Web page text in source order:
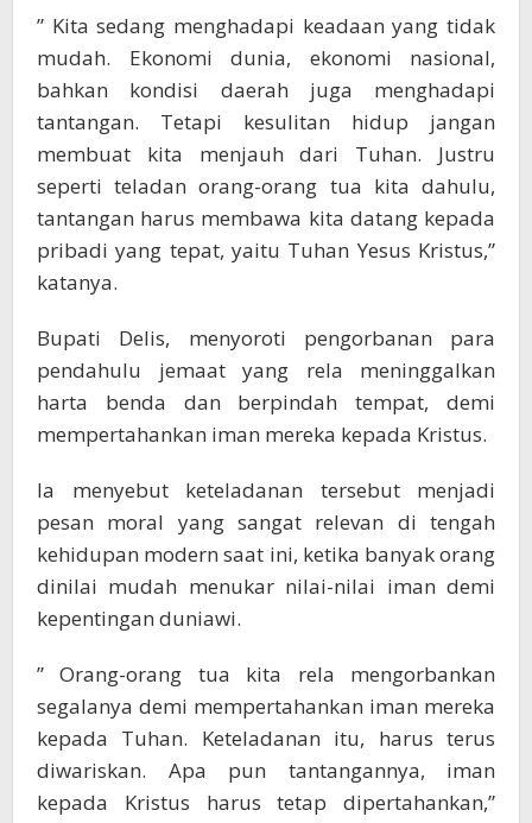
” Kita sedang menghadapi keadaan yang tidak
mudah. Ekonomi dunia, ekonomi nasional,
bahkan kondisi daerah juga menghadapi
tantangan. Tetapi kesulitan hidup jangan
membuat kita menjauh dari Tuhan. Justru
seperti teladan orang-orang tua kita dahulu,
tantangan harus membawa kita datang kepada
pribadi yang tepat, yaitu Tuhan Yesus Kristus,”
katanya.
Bupati Delis, menyoroti pengorbanan para
pendahulu jemaat yang rela meninggalkan
harta benda dan berpindah tempat, demi
mempertahankan iman mereka kepada Kristus.
Ia menyebut keteladanan tersebut menjadi
pesan moral yang sangat relevan di tengah
kehidupan modern saat ini, ketika banyak orang
dinilai mudah menukar nilai-nilai iman demi
kepentingan duniawi.
” Orang-orang tua kita rela mengorbankan
segalanya demi mempertahankan iman mereka
kepada Tuhan. Keteladanan itu, harus terus
diwariskan. Apa pun tantangannya, iman
kepada Kristus harus tetap dipertahankan,”